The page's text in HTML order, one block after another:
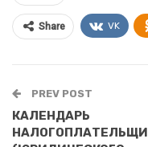
Share VK
PREV POST
КАЛЕНДАРЬ